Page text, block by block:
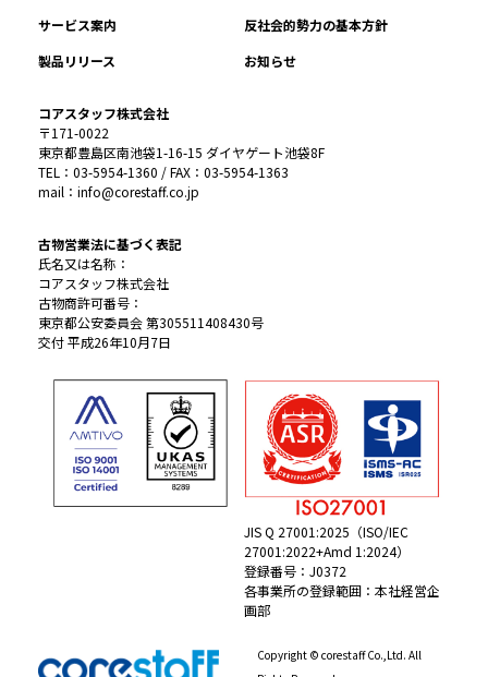
サービス案内
反社会的勢力の基本方針
製品リリース
お知らせ
コアスタッフ株式会社
〒171-0022
東京都豊島区南池袋1-16-15 ダイヤゲート池袋8F
TEL：03-5954-1360 / FAX：03-5954-1363
mail：info@corestaff.co.jp
古物営業法に基づく表記
氏名又は名称：
コアスタッフ株式会社
古物商許可番号：
東京都公安委員会 第305511408430号
交付 平成26年10月7日
JIS Q 27001:2025（ISO/IEC
27001:2022+Amd 1:2024）
登録番号：J0372
各事業所の登録範囲：本社経営企
画部
Copyright © corestaff Co.,Ltd. All